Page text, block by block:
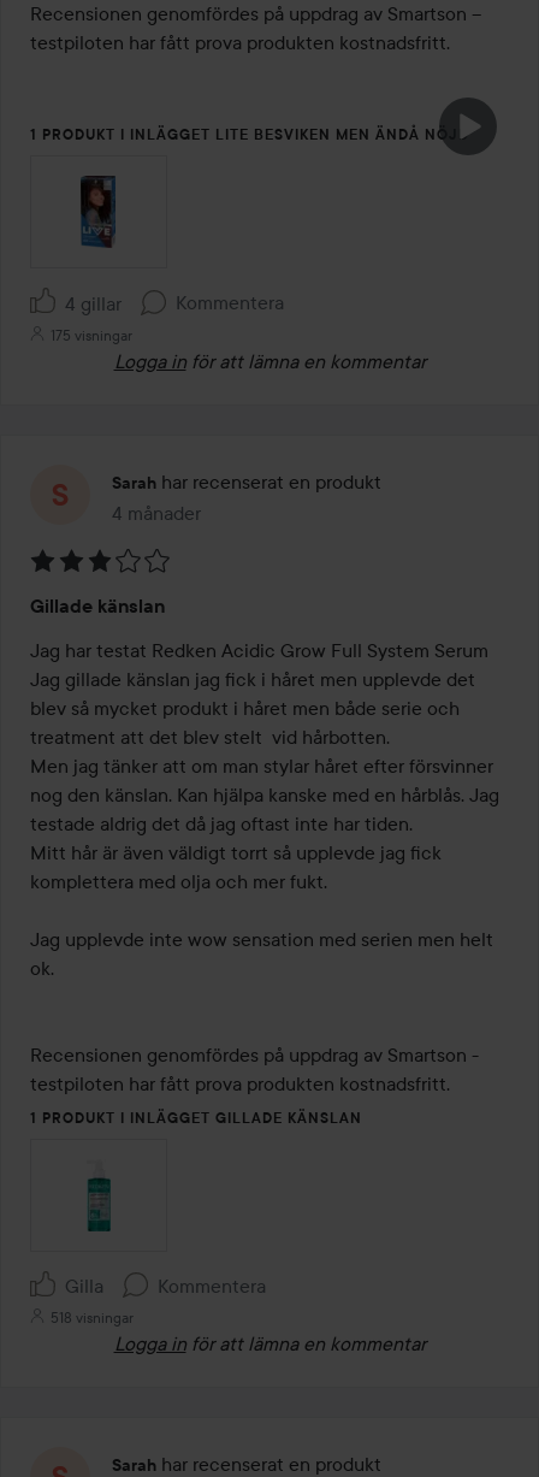
Recensionen genomfördes på uppdrag av Smartson –
testpiloten har fått prova produkten kostnadsfritt.
1 PRODUKT I INLÄGGET LITE BESVIKEN MEN ÄNDÅ NÖJD
4 gillar Kommentera
175 visningar
Logga in för att lämna en kommentar
Sarah har recenserat en produkt
4 månader
Inlägget skapades 4 månader
3
av
5
Gillade känslan
Jag har testat Redken Acidic Grow Full System Serum
Jag gillade känslan jag fick i håret men upplevde det
blev så mycket produkt i håret men både serie och
treatment att det blev stelt  vid hårbotten.
Men jag tänker att om man stylar håret efter försvinner
nog den känslan. Kan hjälpa kanske med en hårblås. Jag
testade aldrig det då jag oftast inte har tiden.
Mitt hår är även väldigt torrt så upplevde jag fick
komplettera med olja och mer fukt.
Jag upplevde inte wow sensation med serien men helt
ok.
Recensionen genomfördes på uppdrag av Smartson -
testpiloten har fått prova produkten kostnadsfritt.
1 PRODUKT I INLÄGGET GILLADE KÄNSLAN
Gilla Kommentera
518 visningar
Logga in för att lämna en kommentar
Sarah har recenserat en produkt